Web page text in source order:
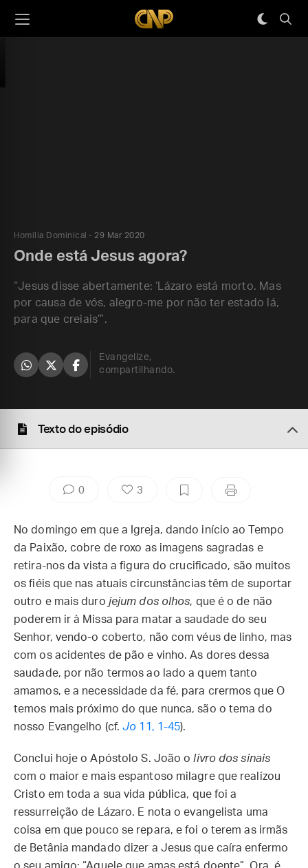
Homilia Dominical 29 Mar 2020
Onde está Jesus agora?
“Jesus disse abertamente: ‘Lázaro está morto. Mas
por causa de vós, alegro-me por não ter estado lá,
para que creiais’”.
Evangelize,
compartilhando.
Texto do episódio
0 3
No domingo em que a Igreja, dando início ao Tempo
da Paixão, cobre de roxo as imagens sagradas e
retira-nos da vista a figura do crucificado, são muitos
os fiéis que nas atuais circunstâncias têm de suportar
outro e mais duro jejum dos olhos, que é o de não
poderem ir à Missa para matar a saudade do seu
Senhor, vendo-o coberto, não com véus de linho, mas
com os acidentes de pão e vinho. As dores dessa
saudade, por não termos ao lado a quem tanto
amamos, e a necessidade da fé, para crermos que O
temos mais próximo do que nunca, são o tema do
nosso Evangelho (cf.Jo 11, 1-45).
Conclui hoje o Apóstolo S. João olivro dos sinais
com o maior e mais espantoso milagre que realizou
Cristo em toda a sua vida pública, que foi a
ressurreição de Lázaro. E nota o evangelista uma
coisa em que pouco se repara, e foi o terem as irmãs
de Betânia mandado dizer a Jesus que caíra enfermo